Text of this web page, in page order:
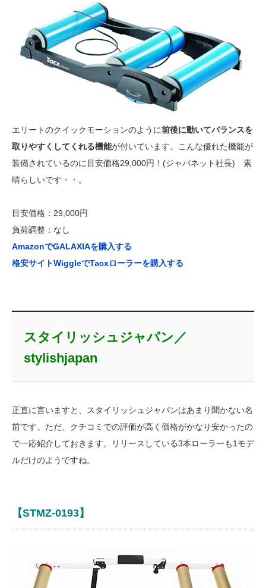
エリートのクイックモーションのように前後に動いてバランスを
取りやすくしてくれる機能が付いています。こんな優れた機能が
装備されているのに目安価格29,000円！(ジャパネット社長) 素
晴らしいです・・。
目安価格：29,000円
負荷調整：なし
AmazonでGALAXIAを購入する
格安サイトWiggleでTacxローラーを購入する
スタイリッシュジャパン／
stylishjapan
正直に言いますと、スタイリッシュジャパンはあまり聞かない名
前です。ただ、クチコミでの評価が高く価格がかなり安かったの
で一応紹介しておきます。リリースしている3本ローラーも1モデ
ルだけのようですね。
【STMZ-0193】